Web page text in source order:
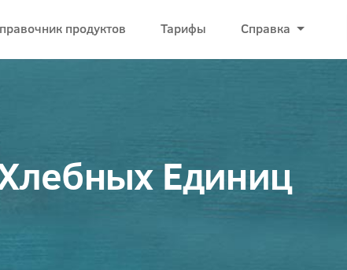
продуктов Тарифы Справка
Единиц